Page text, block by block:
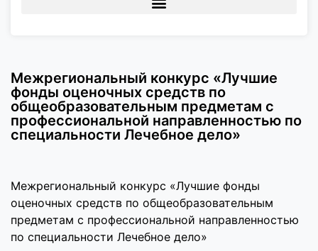
Межрегиональный конкурс «Лучшие
фонды оценочных средств по
общеобразовательным предметам с
профессиональной направленностью по
специальности Лечебное дело»
Межрегиональный конкурс «Лучшие фонды
оценочных средств по общеобразовательным
предметам с профессиональной направленностью
по специальности Лечебное дело»